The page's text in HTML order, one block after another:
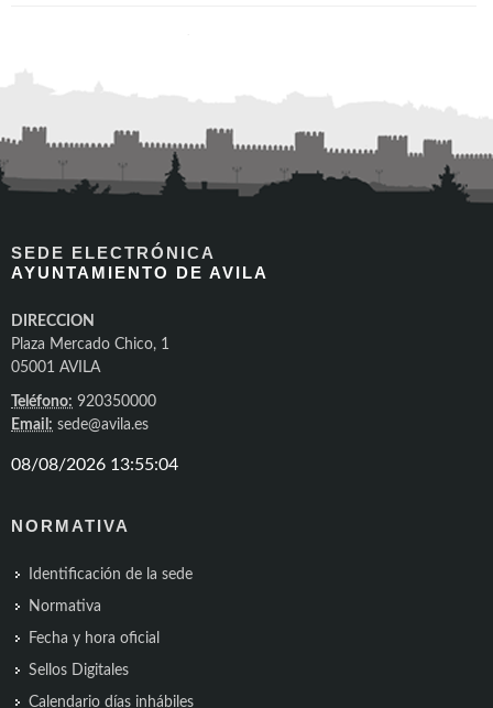
SEDE ELECTRÓNICA
AYUNTAMIENTO DE AVILA
DIRECCION
Plaza Mercado Chico, 1
05001 AVILA
Teléfono: 920350000
Email: sede@avila.es
NORMATIVA
Identificación de la sede
Normativa
Fecha y hora oficial
Sellos Digitales
Calendario días inhábiles